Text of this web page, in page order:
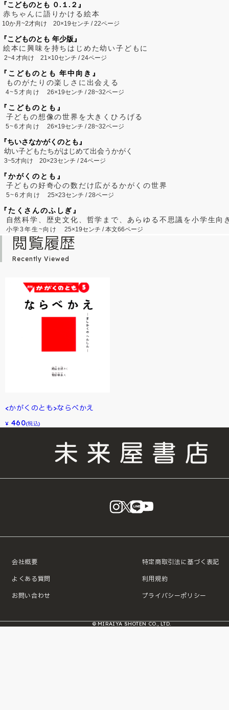
『こどものとも ０.１.２』
赤ちゃんに語りかける絵本
10か月~2才向け 20×19センチ / 22ページ
『こどものとも 年少版』
絵本に興味を持ちはじめた幼い子どもに
2~4才向け 21×10センチ / 24ページ
『こどものとも 年中向き』
ものがたりの楽しさに出会える
4~5才向け26×19センチ / 28~32ページ
『こどものとも』
子どもの想像の世界を大きくひろげる
5~6才向け26×19センチ / 28~32ページ
『ちいさなかがくのとも』
幼い子どもたちがはじめて出会うかがく
3~5才向け 20×23センチ / 24ページ
『かがくのとも』
子どもの好奇心の数だけ広がるかがくの世界
5~6才向け25×23センチ / 28ページ
『たくさんのふしぎ』
自然科学、歴史文化、哲学まで、あらゆる不思議を小学生向
小学3年生~向け 25×19センチ / 本文66ページ
閲覧履歴
Recently Viewed
<かがくのとも>ならべかえ
¥ 460(税込)
instagram
X LINE
会社概要
よくある質問
お問い合わせ
特定商取引法に基づく表記
利用規約
プライバシーポリシー
© MIRAIYA SHOTEN CO., LTD.